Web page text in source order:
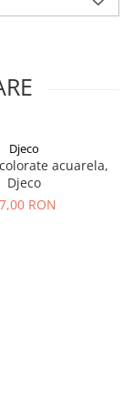
Djeco
acuarela,
Djeco
RON